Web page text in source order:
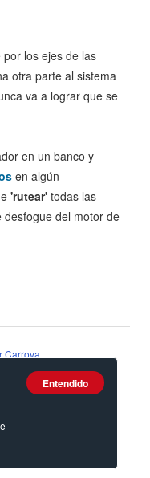
los ejes de las
otra parte al sistema
va a lograr que se
en un banco y
en algún
'rutear' todas las
desfogue del motor de
Carroya
Entendido